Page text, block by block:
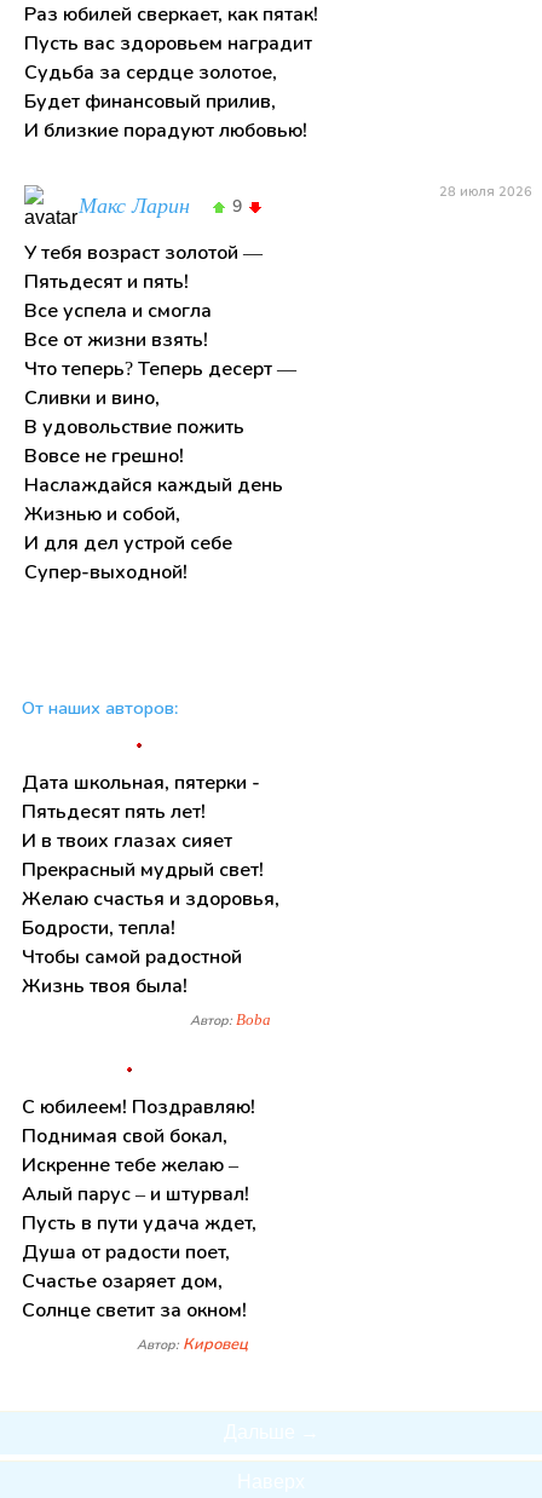
Раз юбилей сверкает, как пятак!
Пусть вас здоровьем наградит
Судьба за сердце золотое,
Будет финансовый прилив,
И близкие порадуют любовью!
Макс Ларин 9
28 июля 2026
У тебя возраст золотой —
Пятьдесят и пять!
Все успела и смогла
Все от жизни взять!
Что теперь? Теперь десерт —
Сливки и вино,
В удовольствие пожить
Вовсе не грешно!
Наслаждайся каждый день
Жизнью и собой,
И для дел устрой себе
Супер-выходной!
От наших авторов:
Дата школьная, пятерки -
Пятьдесят пять лет!
И в твоих глазах сияет
Прекрасный мудрый свет!
Желаю счастья и здоровья,
Бодрости, тепла!
Чтобы самой радостной
Жизнь твоя была!
Автор: Boba
С юбилеем! Поздравляю!
Поднимая свой бокал,
Искренне тебе желаю –
Алый парус – и штурвал!
Пусть в пути удача ждет,
Душа от радости поет,
Счастье озаряет дом,
Солнце светит за окном!
Автор: Кировец